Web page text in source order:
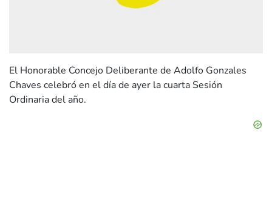
El Honorable Concejo Deliberante de Adolfo Gonzales
Chaves celebró en el día de ayer la cuarta Sesión
Ordinaria del año.